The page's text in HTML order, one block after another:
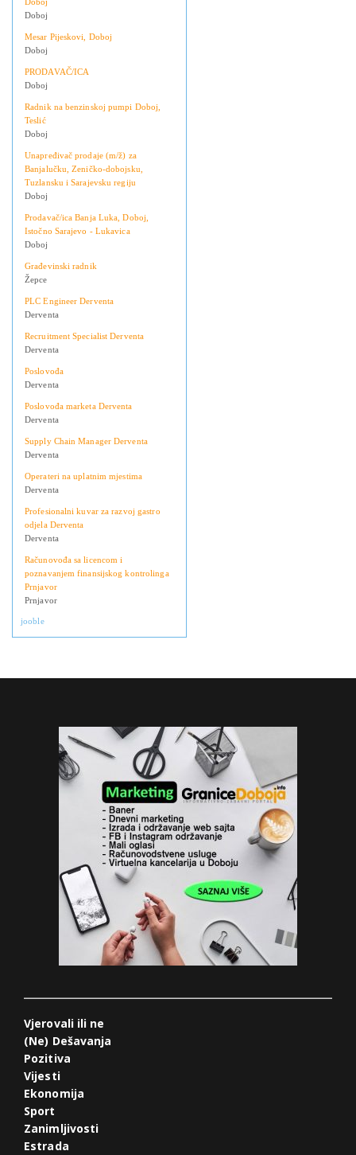
Doboj
Mesar Pijeskovi, Doboj
Doboj
PRODAVAČ/ICA
Doboj
Radnik na benzinskoj pumpi Doboj,
Teslić
Doboj
Unapređivač prodaje (m/ž) za
Banjalučku, Zeničko-dobojsku,
Tuzlansku i Sarajevsku regiju
Doboj
Prodavač/ica Banja Luka, Doboj,
Istočno Sarajevo - Lukavica
Doboj
Građevinski radnik
Žepce
PLC Engineer Derventa
Derventa
Recruitment Specialist Derventa
Derventa
Poslovođa
Derventa
Poslovođa marketa Derventa
Derventa
Supply Chain Manager Derventa
Derventa
Operateri na uplatnim mjestima
Derventa
Profesionalni kuvar za razvoj gastro
odjela Derventa
Derventa
Računovođa sa licencom i
poznavanjem finansijskog kontrolinga
Prnjavor
Prnjavor
jooble
Vjerovali ili ne
(Ne) Dešavanja
Pozitiva
Vijesti
Ekonomija
Sport
Zanimljivosti
Estrada